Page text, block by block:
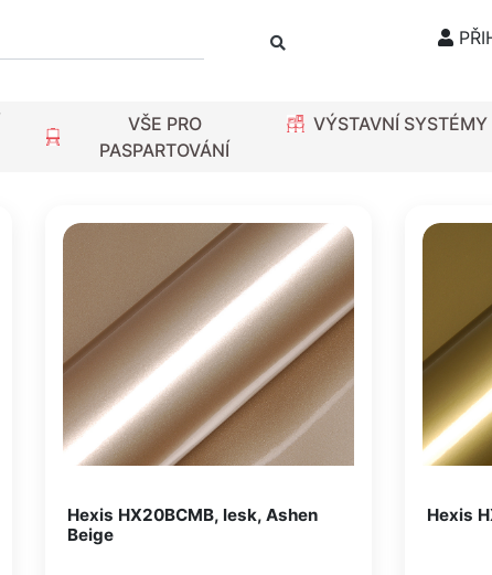
VŠE PRO
PASPARTOVÁNÍ
VÝSTAVNÍ SYSTÉMY
Hexis HX20BCMB, lesk, Ashen
Beige
Hexis